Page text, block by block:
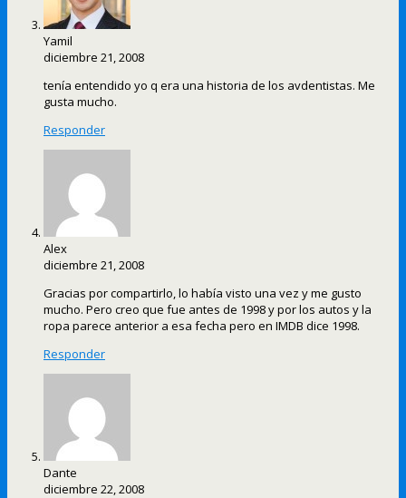
Yamil
diciembre 21, 2008
tenía entendido yo q era una historia de los avdentistas. Me
gusta mucho.
Responder
Alex
diciembre 21, 2008
Gracias por compartirlo, lo había visto una vez y me gusto
mucho. Pero creo que fue antes de 1998 y por los autos y la
ropa parece anterior a esa fecha pero en IMDB dice 1998.
Responder
Dante
diciembre 22, 2008